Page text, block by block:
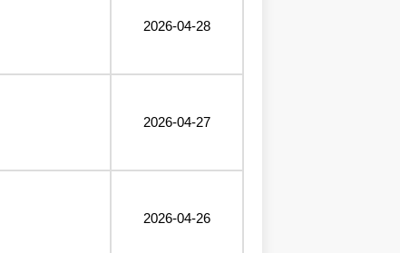
2026-04-28
2026-04-27
2026-04-26